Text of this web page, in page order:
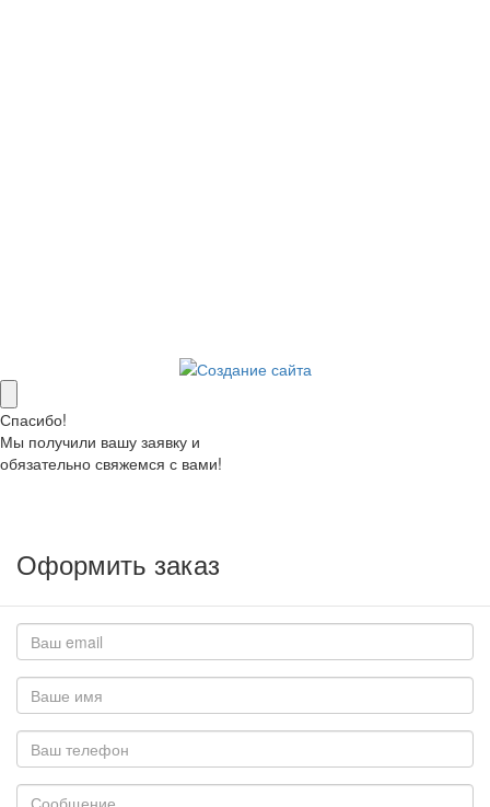
Спасибо!
Мы получили вашу заявку и
обязательно свяжемся с вами!
Оформить заказ